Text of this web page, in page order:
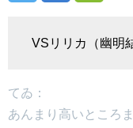
VSリリカ（幽明
てゐ：
あんまり高いところ